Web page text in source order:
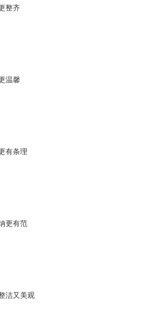
整齐
温馨
有条理
更有范
洁又美观